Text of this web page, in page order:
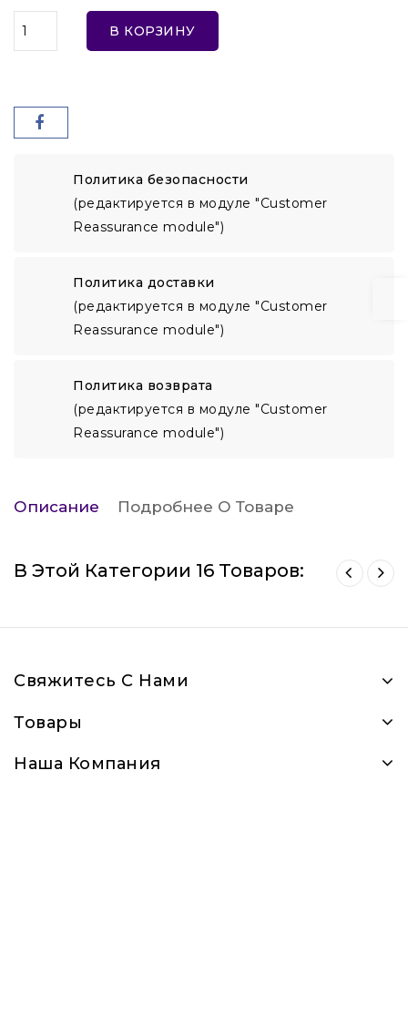
В КОРЗИНУ
Политика безопасности
(редактируется в модуле "Customer
Reassurance module")
Политика доставки
(редактируется в модуле "Customer
Reassurance module")
Политика возврата
(редактируется в модуле "Customer
Reassurance module")
Описание Подробнее О Товаре
В Этой Категории 16 Товаров:
Свяжитесь С Нами
Товары
Наша Компания